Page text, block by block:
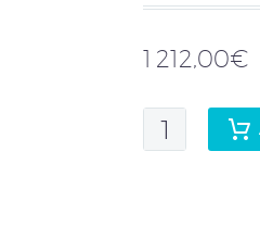
1 212,00€
quantité
de